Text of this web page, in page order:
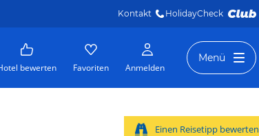
Kontakt HolidayCheck
bewerten Favoriten Anmelden
Menü
Einen Reisetipp bewerten